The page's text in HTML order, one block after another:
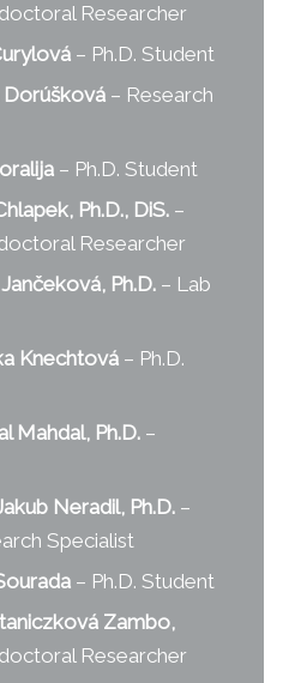
Researcher
– Ph.D. Student
Dorúšková– Research
– Ph.D. Student
Ph.D., DiS. –
Researcher
Ph.D.– Lab
Knechtová – Ph.D.
Mahdal, Ph.D.–
Neradil, Ph.D.–
Specialist
– Ph.D. Student
Zambo,
Researcher